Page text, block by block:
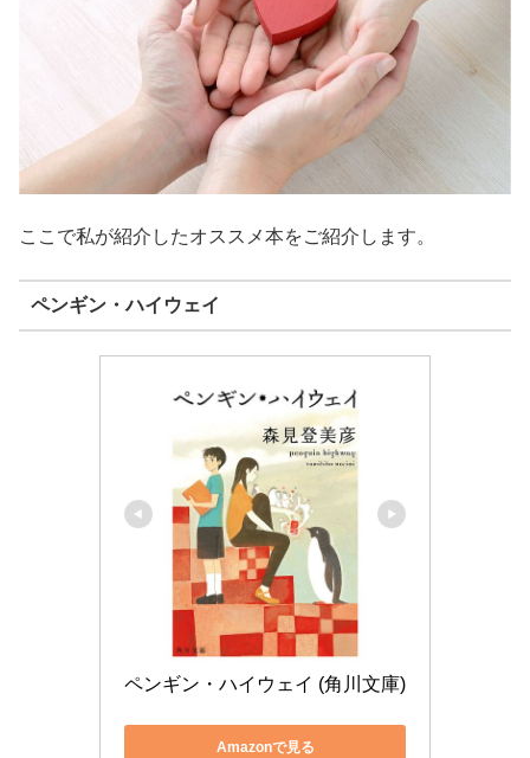
ここで私が紹介したオススメ本をご紹介します。
ペンギン・ハイウェイ
ペンギン・ハイウェイ (角川文庫)
Amazonで見る